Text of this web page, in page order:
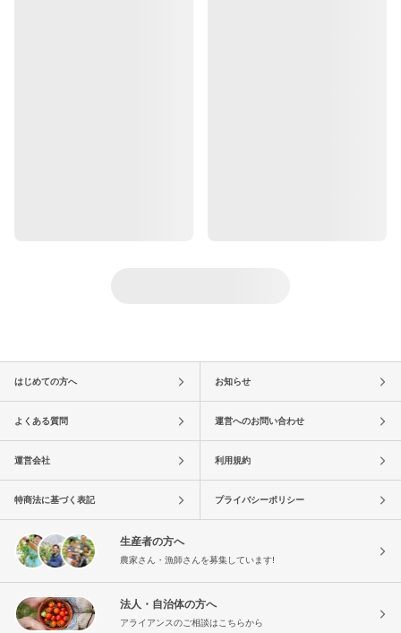
はじめての方へ お知らせ
よくある質問 運営へのお問い合わせ
運営会社 利用規約
特商法に基づく表記 プライバシーポリシー
生産者の方へ
農家さん・漁師さんを募集しています!
法人・自治体の方へ
アライアンスのご相談はこちらから